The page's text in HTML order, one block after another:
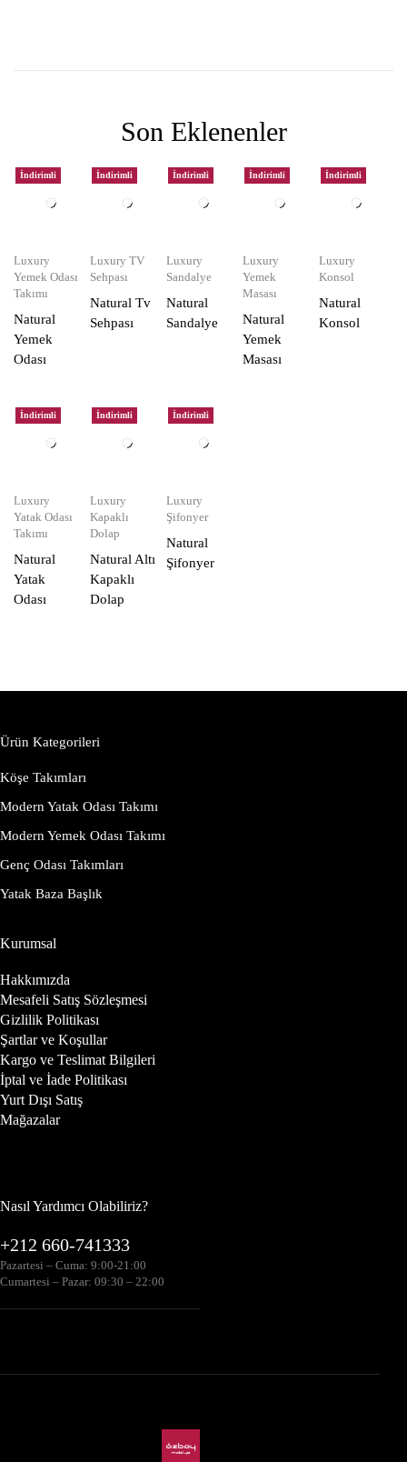
Son Eklenenler
İndirimli
Luxury
Yemek Odası
Takımı
Natural
Yemek
Odası
İndirimli
Luxury TV
Sehpası
Natural Tv
Sehpası
İndirimli
Luxury
Sandalye
Natural
Sandalye
İndirimli
Luxury
Yemek
Masası
Natural
Yemek
Masası
İndirimli
Luxury
Konsol
Natural
Konsol
İndirimli
Luxury
Yatak Odası
Takımı
Natural
Yatak
Odası
İndirimli
Luxury
Kapaklı
Dolap
Natural Altı
Kapaklı
Dolap
İndirimli
Luxury
Şifonyer
Natural
Şifonyer
Ürün Kategorileri
Köşe Takımları
Modern Yatak Odası Takımı
Modern Yemek Odası Takımı
Genç Odası Takımları
Yatak Baza Başlık
Kurumsal
Hakkımızda
Mesafeli Satış Sözleşmesi
Gizlilik Politikası
Şartlar ve Koşullar
Kargo ve Teslimat Bilgileri
İptal ve İade Politikası
Yurt Dışı Satış
Mağazalar
Nasıl Yardımcı Olabiliriz?
+212 660-741333
Pazartesi – Cuma: 9:00-21:00
Cumartesi – Pazar: 09:30 – 22:00